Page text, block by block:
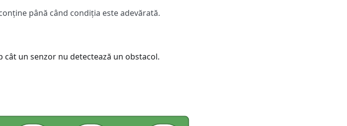
până când condiția este adevărată.
cât un senzor nu detectează un obstacol.